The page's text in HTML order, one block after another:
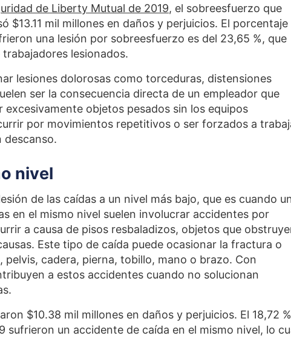
de Liberty Mutual de 2019, el sobreesfuerzo que
$13.11 mil millones en daños y perjuicios. El porcentaje
una lesión por sobreesfuerzo es del 23,65 %, que
lesionados.
lesiones dolorosas como torceduras, distensiones
ser la consecuencia directa de un empleador que
excesivamente objetos pesados sin los equipos
por movimientos repetitivos o ser forzados a
descanso.
nivel
de las caídas a un nivel más bajo, que es cuando
en el mismo nivel suelen involucrar accidentes por
a causa de pisos resbaladizos, objetos que
Este tipo de caída puede ocasionar la fractura o
pelvis, cadera, pierna, tobillo, mano o brazo. Con
a estos accidentes cuando no solucionan
$10.38 mil millones en daños y perjuicios. El 18,72
sufrieron un accidente de caída en el mismo nivel, lo